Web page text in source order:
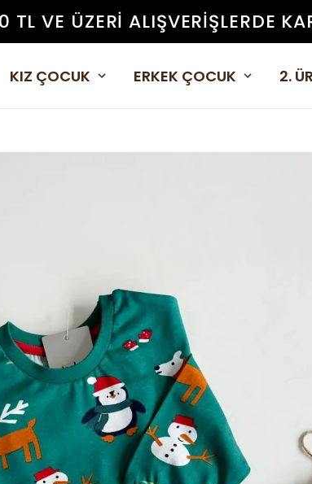
TL VE ÜZERI ALIŞVERIŞLERDE
KIZ ÇOCUK ERKEK ÇOCUK 2.